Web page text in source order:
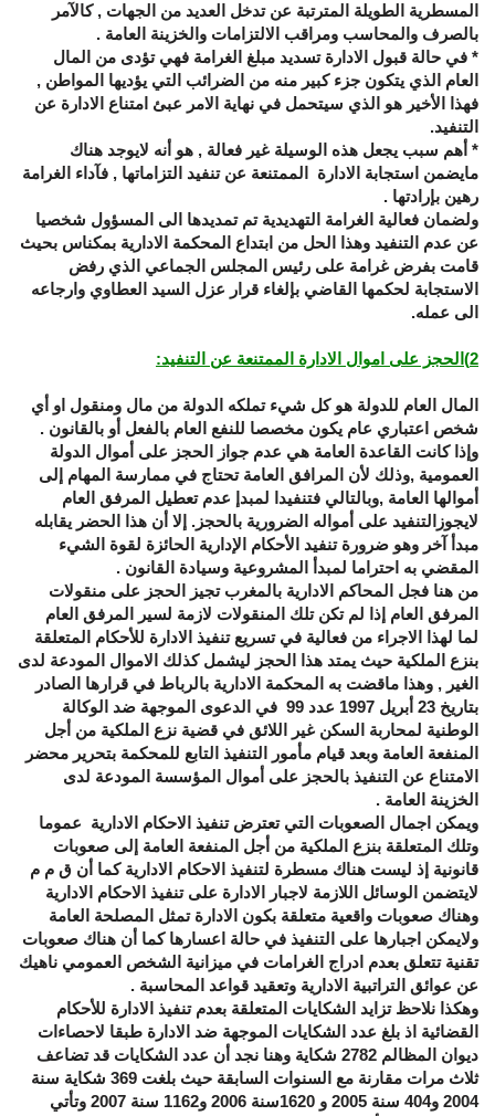
المسطرية الطويلة المترتبة عن تدخل العديد من الجهات , كالآمر
بالصرف والمحاسب ومراقب الالتزامات والخزينة العامة .
* في حالة قبول الادارة تسديد مبلغ الغرامة فهي تؤدى من المال
العام الذي يتكون جزء كبير منه من الضرائب التي يؤديها المواطن ,
فهذا الأخير هو الذي سيتحمل في نهاية الامر عبئ امتناع الادارة عن
التنفيد.
* أهم سبب يجعل هذه الوسيلة غير فعالة , هو أنه لايوجد هناك
مايضمن استجابة الادارة الممتنعة عن تنفيد التزاماتها , فآداء الغرامة
رهين بإرادتها .
ولضمان فعالية الغرامة التهديدية تم تمديدها الى المسؤول شخصيا
عن عدم التنفيد وهذا الحل من ابتداع المحكمة الادارية بمكناس بحيث
قامت بفرض غرامة على رئيس المجلس الجماعي الذي رفض
الاستجابة لحكمها القاضي بإلغاء قرار عزل السيد العطاوي وارجاعه
الى عمله.
2)الحجز على اموال الادارة الممتنعة عن التنفيد:
المال العام للدولة هو كل شيء تملكه الدولة من مال ومنقول او أي
شخص اعتباري عام يكون مخصصا للنفع العام بالفعل أو بالقانون .
وإذا كانت القاعدة العامة هي عدم جواز الحجز على أموال الدولة
العمومية ,وذلك لأن المرافق العامة تحتاج في ممارسة المهام إلى
أموالها العامة ,وبالتالي فتنفيدا لمبدإ عدم تعطيل المرفق العام
لايجوزالتنفيد على أمواله الضرورية بالحجز. إلا أن هذا الحضر يقابله
مبدأ آخر وهو ضرورة تنفيد الأحكام الإدارية الحائزة لقوة الشيء
المقضي به احتراما لمبدأ المشروعية وسيادة القانون .
من هنا فجل المحاكم الادارية بالمغرب تجيز الحجز على منقولات
المرفق العام إذا لم تكن تلك المنقولات لازمة لسير المرفق العام
لما لهذا الاجراء من فعالية في تسريع تنفيذ الادارة للأحكام المتعلقة
بنزع الملكية حيث يمتد هذا الحجز ليشمل كذلك الاموال المودعة لدى
الغير , وهذا ماقضت به المحكمة الادارية بالرباط في قرارها الصادر
بتاريخ 23 أبريل 1997 عدد 99 في الدعوى الموجهة ضد الوكالة
الوطنية لمحاربة السكن غير اللائق في قضية نزع الملكية من أجل
المنفعة العامة وبعد قيام مأمور التنفيذ التابع للمحكمة بتحرير محضر
الامتناع عن التنفيذ بالحجز على أموال المؤسسة المودعة لدى
الخزينة العامة .
ويمكن اجمال الصعوبات التي تعترض تنفيذ الاحكام الادارية عموما
وتلك المتعلقة بنزع الملكية من أجل المنفعة العامة إلى صعوبات
قانونية إذ ليست هناك مسطرة لتنفيذ الاحكام الادارية كما أن ق م م
لايتضمن الوسائل اللازمة لاجبار الادارة على تنفيذ الاحكام الادارية
وهناك صعوبات واقعية متعلقة بكون الادارة تمثل المصلحة العامة
ولايمكن اجبارها على التنفيذ في حالة اعسارها كما أن هناك صعوبات
تقنية تتعلق بعدم ادراج الغرامات في ميزانية الشخص العمومي ناهيك
عن عوائق التراتبية الادارية وتعقيد قواعد المحاسبة .
وهكذا نلاحظ تزايد الشكايات المتعلقة بعدم تنفيذ الادارة للأحكام
القضائية اذ بلغ عدد الشكايات الموجهة ضد الادارة طبقا لاحصاءات
ديوان المظالم 2782 شكاية وهنا نجد أن عدد الشكايات قد تضاعف
ثلاث مرات مقارنة مع السنوات السابقة حيث بلغت 369 شكاية سنة
2004 و404 سنة 2005 و 1620سنة 2006 و1162 سنة 2007 وتأتي